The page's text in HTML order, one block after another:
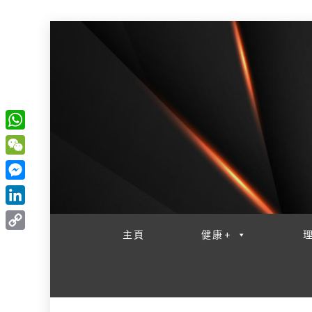
主頁 健康+
W
h
a
t
s
W
e
C
h
M
e
s
L
i